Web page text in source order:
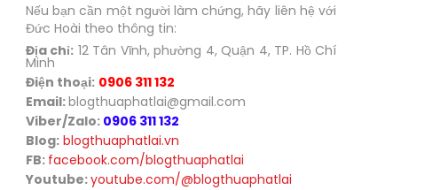
Nếu bạn cần một người làm chứng, hãy liên hệ với
Đức Hoài theo thông tin:
Địa chỉ: 12 Tân Vĩnh, phường 4, Quận 4, TP. Hồ Chí
Minh
Điện thoại: 0906 311 132
Email:blogthuaphatlai@gmail.com
Viber/Zalo: 0906 311 132
Blog: blogthuaphatlai.vn
FB: facebook.com/blogthuaphatlai
Youtube:youtube.com/@blogthuaphatlai